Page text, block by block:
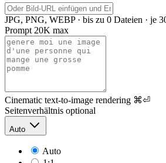
JPG, PNG, WEBP · bis zu 0 Dateien · je
Prompt 20K max
Cinematic text-to-image rendering ⌘⏎
Seitenverhältnis optional
Auto
Auto